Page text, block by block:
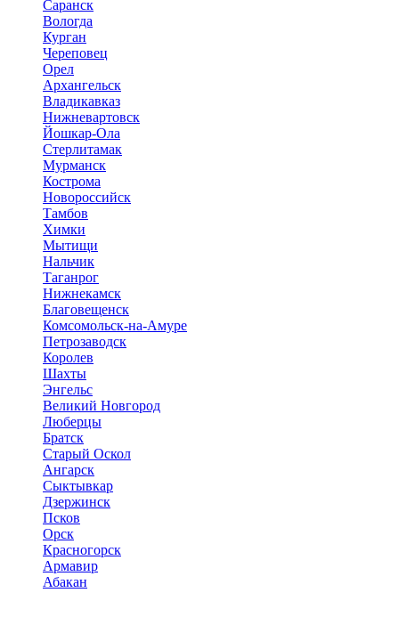
Саранск
Вологда
Курган
Череповец
Орел
Архангельск
Владикавказ
Нижневартовск
Йошкар-Ола
Стерлитамак
Мурманск
Кострома
Новороссийск
Тамбов
Химки
Мытищи
Нальчик
Таганрог
Нижнекамск
Благовещенск
Комсомольск-на-Амуре
Петрозаводск
Королев
Шахты
Энгельс
Великий Новгород
Люберцы
Братск
Старый Оскол
Ангарск
Сыктывкар
Дзержинск
Псков
Орск
Красногорск
Армавир
Абакан